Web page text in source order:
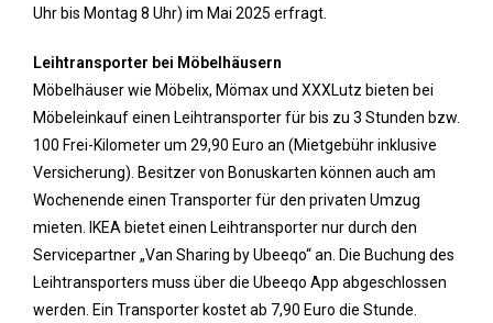
Uhr bis Montag 8 Uhr) im Mai 2025 erfragt.
Leihtransporter bei Möbelhäusern
Möbelhäuser wie Möbelix, Mömax und XXXLutz bieten bei
Möbeleinkauf einen Leihtransporter für bis zu 3 Stunden bzw.
100 Frei-Kilometer um 29,90 Euro an (Mietgebühr inklusive
Versicherung). Besitzer von Bonuskarten können auch am
Wochenende einen Transporter für den privaten Umzug
mieten. IKEA bietet einen Leihtransporter nur durch den
Servicepartner „Van Sharing by Ubeeqo“ an. Die Buchung des
Leihtransporters muss über die Ubeeqo App abgeschlossen
werden. Ein Transporter kostet ab 7,90 Euro die Stunde.